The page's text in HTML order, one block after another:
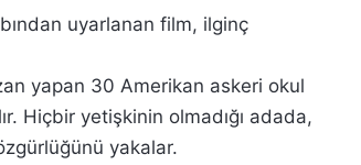
uyarlanan film, ilginç
yapan 30 Amerikan askeri okul
Hiçbir yetişkinin olmadığı adada,
yakalar.